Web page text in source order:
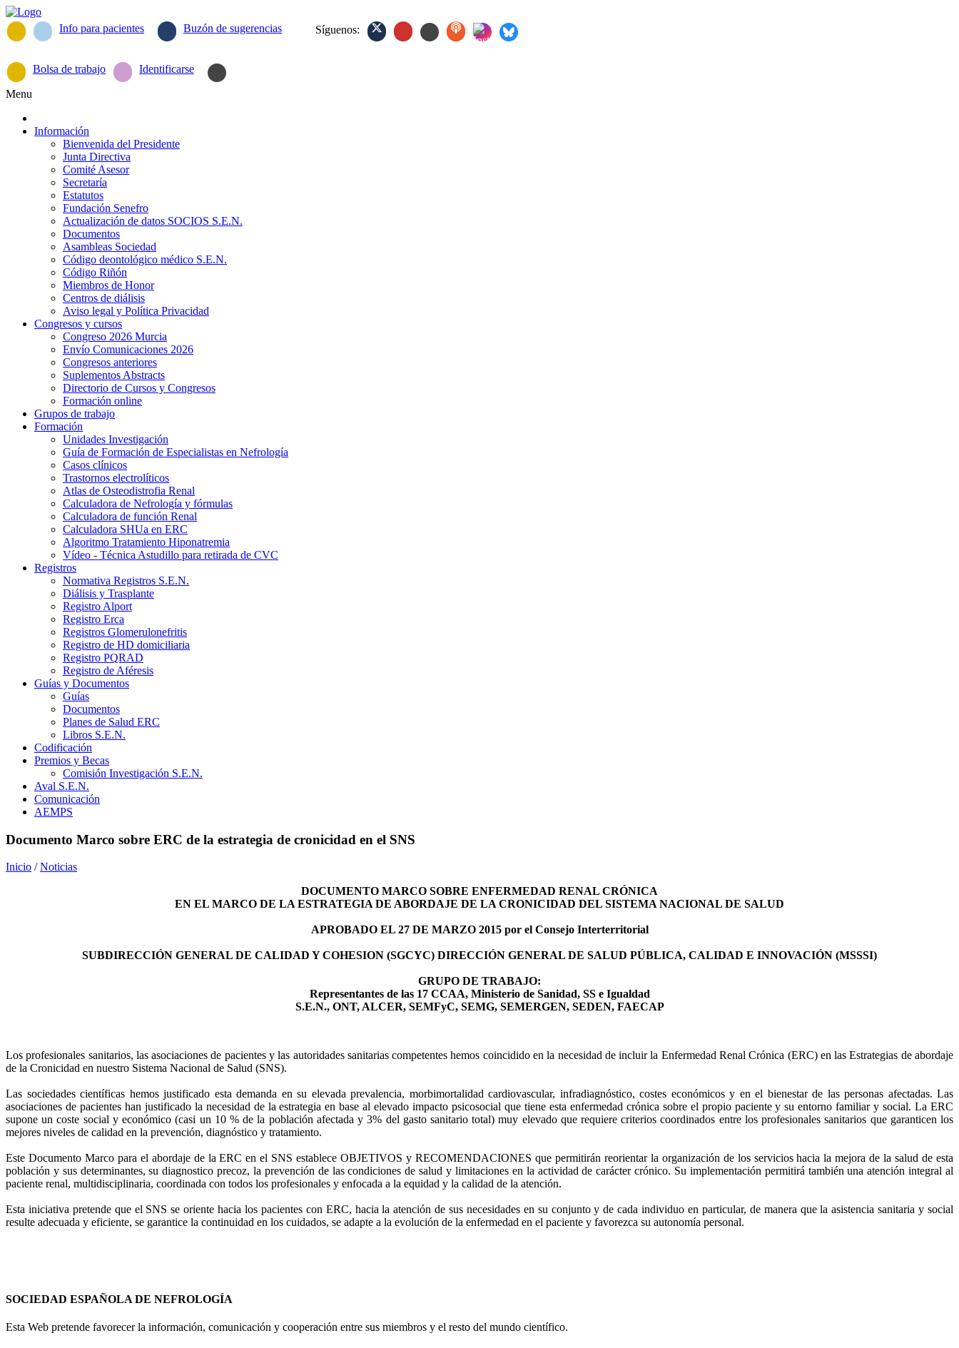
Info para pacientes Buzón de sugerencias Síguenos:
Bolsa de trabajo Identificarse
Menu
Información
Bienvenida del Presidente
Junta Directiva
Comité Asesor
Secretaría
Estatutos
Fundación Senefro
Actualización de datos SOCIOS S.E.N.
Documentos
Asambleas Sociedad
Código deontológico médico S.E.N.
Código Riñón
Miembros de Honor
Centros de diálisis
Aviso legal y Política Privacidad
Congresos y cursos
Congreso 2026 Murcia
Envío Comunicaciones 2026
Congresos anteriores
Suplementos Abstracts
Directorio de Cursos y Congresos
Formación online
Grupos de trabajo
Formación
Unidades Investigación
Guía de Formación de Especialistas en Nefrología
Casos clínicos
Trastornos electrolíticos
Atlas de Osteodistrofia Renal
Calculadora de Nefrología y fórmulas
Calculadora de función Renal
Calculadora SHUa en ERC
Algoritmo Tratamiento Hiponatremia
Vídeo - Técnica Astudillo para retirada de CVC
Registros
Normativa Registros S.E.N.
Diálisis y Trasplante
Registro Alport
Registro Erca
Registros Glomerulonefritis
Registro de HD domiciliaria
Registro PQRAD
Registro de Aféresis
Guías y Documentos
Guías
Documentos
Planes de Salud ERC
Libros S.E.N.
Codificación
Premios y Becas
Comisión Investigación S.E.N.
Aval S.E.N.
Comunicación
AEMPS
Documento Marco sobre ERC de la estrategia de cronicidad en el SNS
Inicio /Noticias
DOCUMENTO MARCO SOBRE ENFERMEDAD RENAL CRÓNICA
EN EL MARCO DE LA ESTRATEGIA DE ABORDAJE DE LA CRONICIDAD DEL SISTEMA NACIONAL DE SALUD
APROBADO EL 27 DE MARZO 2015 por el Consejo Interterritorial
SUBDIRECCIÓN GENERAL DE CALIDAD Y COHESION (SGCYC) DIRECCIÓN GENERAL DE SALUD PÚBLICA, CALIDAD E INNOVACIÓN (MSSSI)
GRUPO DE TRABAJO:
Representantes de las 17 CCAA, Ministerio de Sanidad, SS e Igualdad
S.E.N., ONT, ALCER, SEMFyC, SEMG, SEMERGEN, SEDEN, FAECAP
Los profesionales sanitarios, las asociaciones de pacientes y las autoridades sanitarias competentes hemos coincidido en la necesidad de incluir la Enfermedad Renal Crónica (ERC) en las Estrategias de abordaje
de la Cronicidad en nuestro Sistema Nacional de Salud (SNS).
Las sociedades científicas hemos justificado esta demanda en su elevada prevalencia, morbimortalidad cardiovascular, infradiagnóstico, costes económicos y en el bienestar de las personas afectadas. Las
asociaciones de pacientes han justificado la necesidad de la estrategia en base al elevado impacto psicosocial que tiene esta enfermedad crónica sobre el propio paciente y su entorno familiar y social. La ERC
supone un coste social y económico (casi un 10 % de la población afectada y 3% del gasto sanitario total) muy elevado que requiere criterios coordinados entre los profesionales sanitarios que garanticen los
mejores niveles de calidad en la prevención, diagnóstico y tratamiento.
Este Documento Marco para el abordaje de la ERC en el SNS establece OBJETIVOS y RECOMENDACIONES que permitirán reorientar la organización de los servicios hacia la mejora de la salud de esta
población y sus determinantes, su diagnostico precoz, la prevención de las condiciones de salud y limitaciones en la actividad de carácter crónico. Su implementación permitirá también una atención integral al
paciente renal, multidisciplinaria, coordinada con todos los profesionales y enfocada a la equidad y la calidad de la atención.
Esta iniciativa pretende que el SNS se oriente hacia los pacientes con ERC, hacia la atención de sus necesidades en su conjunto y de cada individuo en particular, de manera que la asistencia sanitaria y social
resulte adecuada y eficiente, se garantice la continuidad en los cuidados, se adapte a la evolución de la enfermedad en el paciente y favorezca su autonomía personal.
SOCIEDAD ESPAÑOLA DE NEFROLOGÍA
Esta Web pretende favorecer la información, comunicación y cooperación entre sus miembros y el resto del mundo científico.